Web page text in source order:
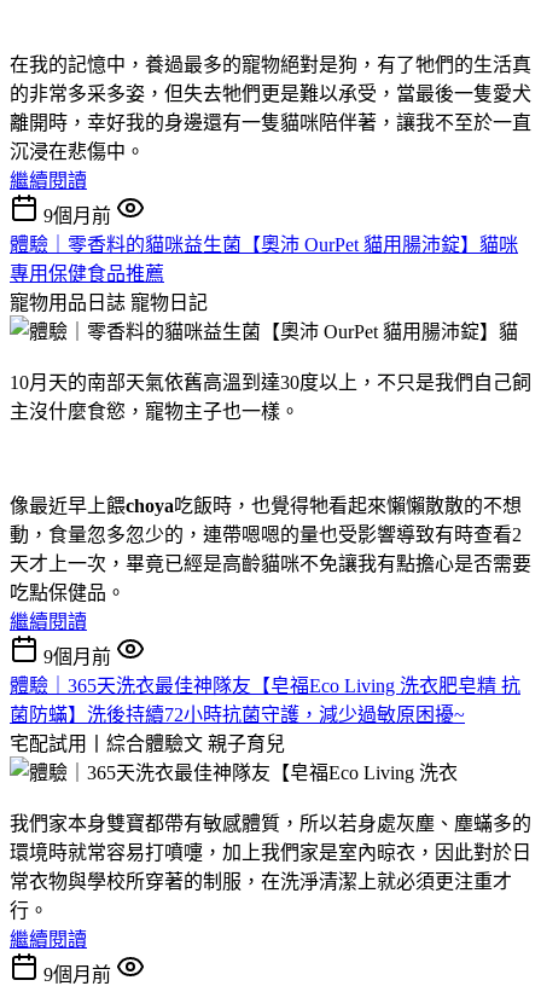
在我的記憶中，養過最多的寵物絕對是狗，有了牠們的生活真
的非常多采多姿，但失去牠們更是難以承受，當最後一隻愛犬
離開時，幸好我的身邊還有一隻貓咪陪伴著，讓我不至於一直
沉浸在悲傷中。
繼續閱讀
9個月前
體驗｜零香料的貓咪益生菌【奧沛 OurPet 貓用腸沛錠】貓咪
專用保健食品推薦
寵物用品日誌 寵物日記
10月天的南部天氣依舊高溫到達30度以上，不只是我們自己飼
主沒什麼食慾，寵物主子也一樣。
像最近早上餵choya吃飯時，也覺得牠看起來懶懶散散的不想
動，食量忽多忽少的，連帶嗯嗯的量也受影響導致有時查看2
天才上一次，畢竟已經是高齡貓咪不免讓我有點擔心是否需要
吃點保健品。
繼續閱讀
9個月前
體驗｜365天洗衣最佳神隊友【皂福Eco Living 洗衣肥皂精 抗
菌防蟎】洗後持續72小時抗菌守護，減少過敏原困擾~
宅配試用丨綜合體驗文 親子育兒
我們家本身雙寶都帶有敏感體質，所以若身處灰塵、塵蟎多的
環境時就常容易打噴嚏，加上我們家是室內晾衣，因此對於日
常衣物與學校所穿著的制服，在洗淨清潔上就必須更注重才
行。
繼續閱讀
9個月前